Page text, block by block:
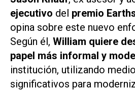
ejecutivo del premio
opina sobre este nuevo
Según él, William quiere
papel más informal y
institución, utilizando
significativos para